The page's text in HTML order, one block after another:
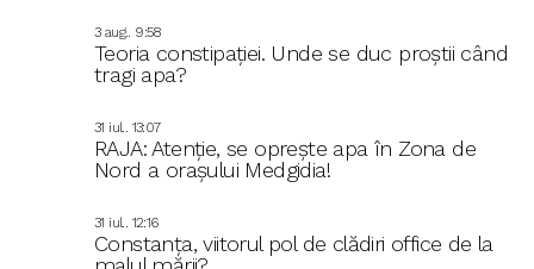
3 aug.. 9:58
Teoria constipației. Unde se duc proștii când
tragi apa?
31 iul.. 13:07
RAJA: Atenție, se oprește apa în Zona de
Nord a orașului Medgidia!
31 iul.. 12:16
Constanța, viitorul pol de clădiri office de la